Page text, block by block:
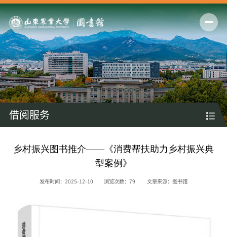
借阅服务
乡村振兴图书推介——《消费帮扶助力乡村振兴典
型案例》
发布时间：2025-12-10 浏览次数： 79 文章来源：图书馆